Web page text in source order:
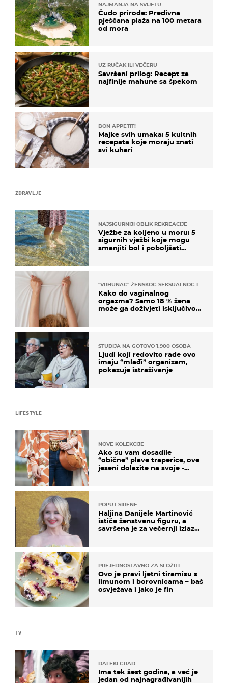
ZDRAVLJE
NAJSIGURNIJI OBLIK REKREACIJE
Vježbe za koljeno u moru: 5
sigurnih vježbi koje mogu
smanjiti bol i poboljšati
"VRHUNAC" ŽENSKOG SEKSUALNOG ISKUSTVA
Kako do vaginalnog
orgazma? Samo 18 % žena
može ga doživjeti isključivo
STUDIJA NA GOTOVO 1.900 OSOBA
Ljudi koji redovito rade ovo
imaju “mlađi” organizam,
pokazuje istraživanje
TV
DALEKI GRAD
Ima tek šest godina, a već je
jedan od najnagrađivanijih
NAJMANJA NA SVIJETU
Čudo prirode: Predivna
pješčana plaža na 100 metara
od mora
UZ RUČAK ILI VEČERU
Savršeni prilog: Recept za
najfinije mahune sa špekom
BON APPETIT!
Majke svih umaka: 5 kultnih
recepata koje moraju znati
svi kuhari
LIFESTYLE
NOVE KOLEKCIJE
Ako su vam dosadile
“obične” plave traperice, ove
jeseni dolazite na svoje -
POPUT SIRENE
Haljina Danijele Martinović
ističe ženstvenu figuru, a
savršena je za večernji izlazak
PREJEDNOSTAVNO ZA SLOŽITI
Ovo je pravi ljetni tiramisu s
limunom i borovnicama – baš
osvježava i jako je fin